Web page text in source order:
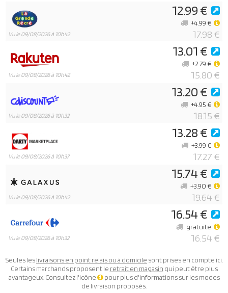
Vu le09/08/2026 à 10h42
12.99 €
17.98 €
+4.99 €
Vu le09/08/2026 à 10h42
13.01 €
15.80 €
+2.79 €
Vu le09/08/2026 à 10h32
13.20 €
18.15 €
+4.95 €
Vu le09/08/2026 à 10h37
13.28 €
17.27 €
+3.99 €
Vu le09/08/2026 à 10h42
15.74 €
19.64 €
+3.90 €
Vu le09/08/2026 à 10h32
16.54 €
16.54 €
gratuite
Seules leslivraisons en point relais ou à domicile sont prises en compte ici.
Certains marchands proposent le retrait en magasin qui peut être plus
avantageux. Consultez l'icône
pour plus d'informations sur les modes
de livraison proposés.